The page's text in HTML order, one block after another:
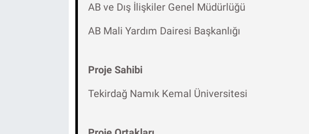
AB ve Dış İlişkiler Genel Müdürlüğü
AB Mali Yardım Dairesi Başkanlığı
Proje Sahibi
Tekirdağ Namık Kemal Üniversitesi